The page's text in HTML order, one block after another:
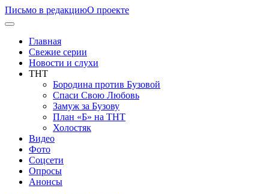
Письмо в редакциюО проекте
Главная
Свежие серии
Новости и слухи
ТНТ
Бородина против Бузовой
Спаси Свою Любовь
Замуж за Бузову
План «Б» на ТНТ
Холостяк
Видео
Фото
Соцсети
Опросы
Анонсы